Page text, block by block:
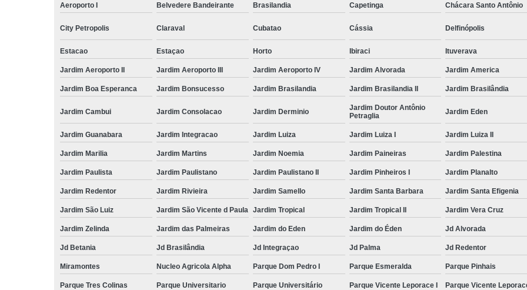
Aeroporto I Belvedere Bandeirante Brasilandia Capetinga Chácara Santo Antônio
City Petropolis Claraval Cubatao Cássia Delfinópolis
Estacao Estaçao Horto Ibiraci Ituverava
Jardim Aeroporto II Jardim Aeroporto III Jardim Aeroporto IV Jardim Alvorada Jardim America
Jardim Boa Esperanca Jardim Bonsucesso Jardim Brasilandia Jardim Brasilandia II Jardim Brasilândia
Jardim Cambui Jardim Consolacao Jardim Derminio
Jardim Doutor Antônio
Petraglia
Jardim Eden
Jardim Guanabara Jardim Integracao Jardim Luiza Jardim Luiza I Jardim Luiza II
Jardim Marilia Jardim Martins Jardim Noemia Jardim Paineiras Jardim Palestina
Jardim Paulista Jardim Paulistano Jardim Paulistano II Jardim Pinheiros I Jardim Planalto
Jardim Redentor Jardim Rivieira Jardim Samello Jardim Santa Barbara Jardim Santa Efigenia
Jardim São Luiz Jardim São Vicente d Paula Jardim Tropical Jardim Tropical II Jardim Vera Cruz
Jardim Zelinda Jardim das Palmeiras Jardim do Eden Jardim do Éden Jd Alvorada
Jd Betania Jd Brasilândia Jd Integraçao Jd Palma Jd Redentor
Miramontes Nucleo Agricola Alpha Parque Dom Pedro I Parque Esmeralda Parque Pinhais
Parque Tres Colinas Parque Universitario Parque Universitário Parque Vicente Leporace I Parque Vicente